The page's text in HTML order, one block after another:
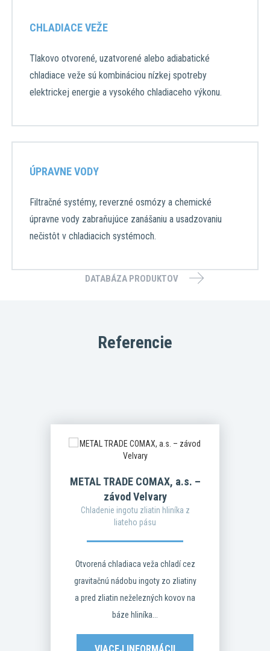
DATABÁZA PRODUKTOV
CHLADIACE VEŽE
Tlakovo otvorené, uzatvorené alebo adiabatické
chladiace veže sú kombináciou nízkej spotreby
elektrickej energie a vysokého chladiaceho výkonu.
ÚPRAVNE VODY
Filtračné systémy, reverzné osmózy a chemické
úpravne vody zabraňujúce zanášaniu a usadzovaniu
nečistôt v chladiacich systémoch.
Referencie
METAL TRADE COMAX, a.s. –
závod Velvary
Chladenie ingotu zliatin hliníka z
liateho pásu
Otvorená chladiaca veža chladí cez
gravitačnú nádobu ingoty zo zliatiny
a pred zliatin neželezných kovov na
báze hliníka...
VIACEJ INFORMÁCII